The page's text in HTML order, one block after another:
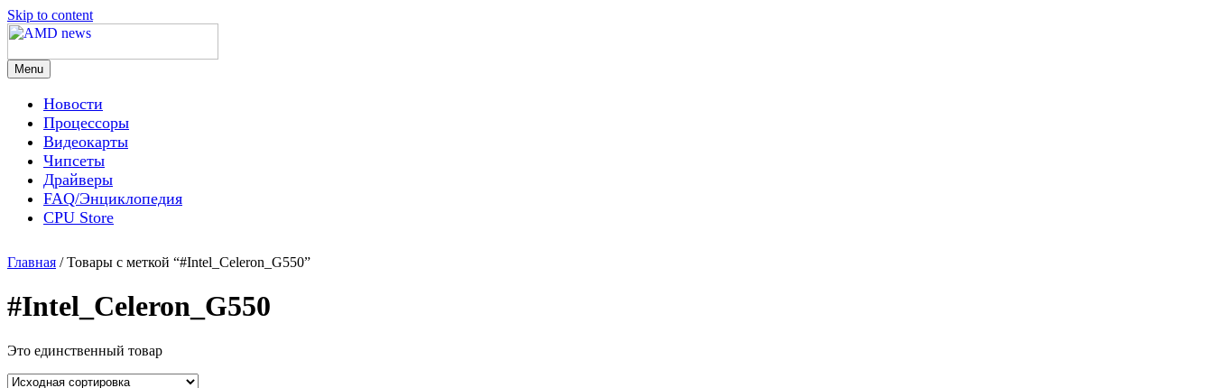
Skip to content
AMD news
Menu
Новости
Процессоры
Видеокарты
Чипсеты
Драйверы
FAQ/Энциклопедия
CPU Store
Главная / Товары с меткой “#Intel_Celeron_G550”
#Intel_Celeron_G550
Это единственный товар